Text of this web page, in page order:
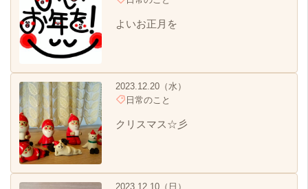
よいお正月を
2023.12.20（水）
日常のこと
クリスマス☆彡
2023.12.10（日）